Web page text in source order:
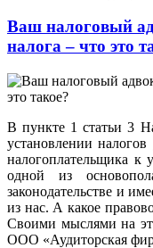
Ваш налоговый
налога – что это
В пункте 1 статьи 3
установлении налогов
налогоплательщика к
одной из
законодательстве и
из нас. А какое
Своими мыслями на
ООО «Аудиторская